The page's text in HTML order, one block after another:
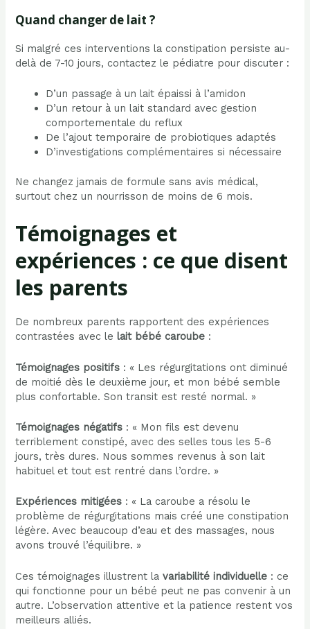
Quand changer de lait ?
Si malgré ces interventions la constipation persiste au-
delà de 7-10 jours, contactez le pédiatre pour discuter :
D’un passage à un lait épaissi à l’amidon
D’un retour à un lait standard avec gestion
comportementale du reflux
De l’ajout temporaire de probiotiques adaptés
D’investigations complémentaires si nécessaire
Ne changez jamais de formule sans avis médical,
surtout chez un nourrisson de moins de 6 mois.
Témoignages et
expériences : ce que disent
les parents
De nombreux parents rapportent des expériences
contrastées avec lelait bébé caroube :
Témoignages positifs : « Les régurgitations ont diminué
de moitié dès le deuxième jour, et mon bébé semble
plus confortable. Son transit est resté normal. »
Témoignages négatifs : « Mon fils est devenu
terriblement constipé, avec des selles tous les 5-6
jours, très dures. Nous sommes revenus à son lait
habituel et tout est rentré dans l’ordre. »
Expériences mitigées : « La caroube a résolu le
problème de régurgitations mais créé une constipation
légère. Avec beaucoup d’eau et des massages, nous
avons trouvé l’équilibre. »
Ces témoignages illustrent lavariabilité individuelle : ce
qui fonctionne pour un bébé peut ne pas convenir à un
autre. L’observation attentive et la patience restent vos
meilleurs alliés.